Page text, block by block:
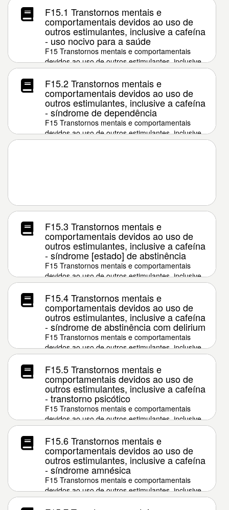
F15.1 Transtornos mentais e
comportamentais devidos ao uso de
outros estimulantes, inclusive a cafeína
- uso nocivo para a saúde
F15 Transtornos mentais e comportamentais
devidos ao uso de outros estimulantes, inclusive
a cafeína
F15.2 Transtornos mentais e
comportamentais devidos ao uso de
outros estimulantes, inclusive a cafeína
- síndrome de dependência
F15 Transtornos mentais e comportamentais
devidos ao uso de outros estimulantes, inclusive
a cafeína
F15.3 Transtornos mentais e
comportamentais devidos ao uso de
outros estimulantes, inclusive a cafeína
- síndrome [estado] de abstinência
F15 Transtornos mentais e comportamentais
devidos ao uso de outros estimulantes, inclusive
a cafeína
F15.4 Transtornos mentais e
comportamentais devidos ao uso de
outros estimulantes, inclusive a cafeína
- síndrome de abstinência com delirium
F15 Transtornos mentais e comportamentais
devidos ao uso de outros estimulantes, inclusive
a cafeína
F15.5 Transtornos mentais e
comportamentais devidos ao uso de
outros estimulantes, inclusive a cafeína
- transtorno psicótico
F15 Transtornos mentais e comportamentais
devidos ao uso de outros estimulantes, inclusive
a cafeína
F15.6 Transtornos mentais e
comportamentais devidos ao uso de
outros estimulantes, inclusive a cafeína
- síndrome amnésica
F15 Transtornos mentais e comportamentais
devidos ao uso de outros estimulantes, inclusive
a cafeína